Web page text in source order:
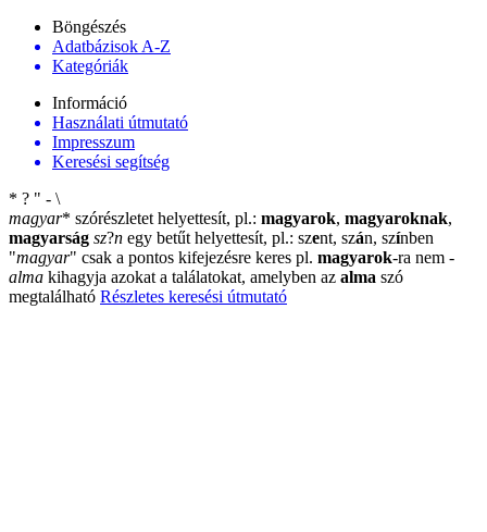
Böngészés
Adatbázisok A-Z
Kategóriák
Információ
Használati útmutató
Impresszum
Keresési segítség
* ? " - \
magyar* szórészletet helyettesít, pl.: magyarok, magyaroknak,
magyarság sz?n egy betűt helyettesít, pl.: szent, szán, színben
"magyar" csak a pontos kifejezésre keres pl. magyarok-ra nem -
alma kihagyja azokat a találatokat, amelyben az alma szó
megtalálható Részletes keresési útmutató